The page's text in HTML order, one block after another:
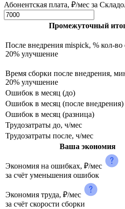
Абонентская плата, ₽/мес за
Промежуточный
После внедрения mispick, % кол-
20% улучшение
Время сборки после внедрения,
20% улучшение
Ошибок в месяц (до)
Ошибок в месяц (после внедрения)
Ошибок в месяц (разница)
Трудозатраты до, ч/мес
Трудозатраты после, ч/мес
Ваша экономия
Экономия на ошибках, ₽/мес
за счёт уменьшения ошибок
Экономия труда, ₽/мес
за счёт скорости сборки